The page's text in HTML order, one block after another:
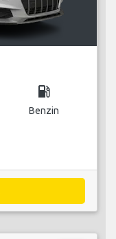
local_gas_station
Benzin